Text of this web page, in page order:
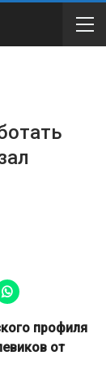
профиля
от